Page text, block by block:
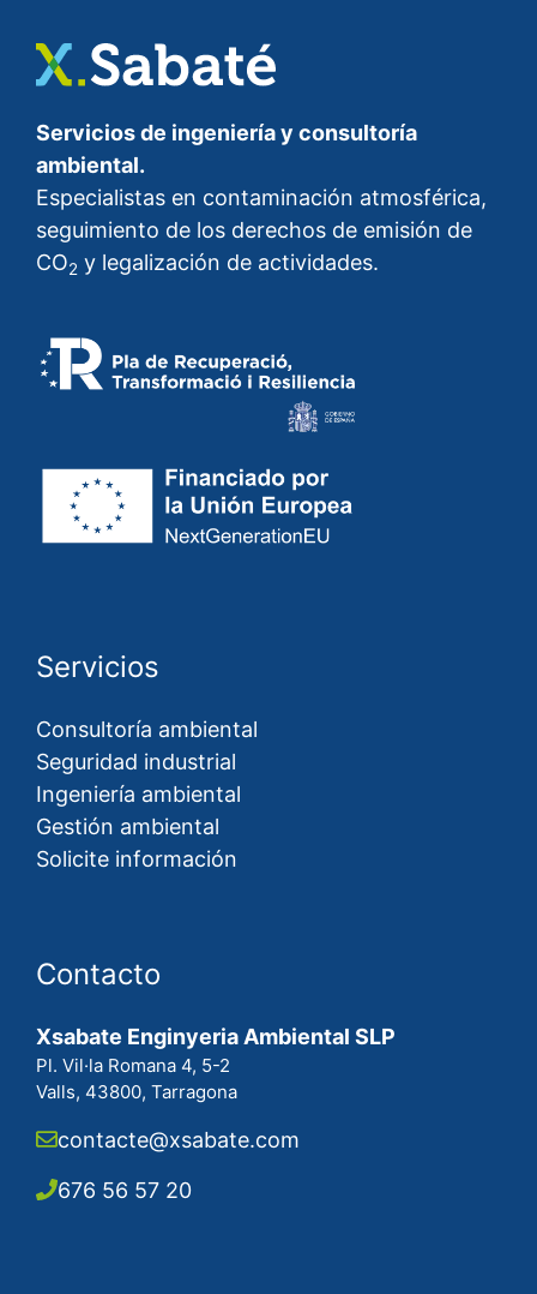
Servicios de ingeniería y consultoría
ambiental.
Especialistas en contaminación atmosférica,
seguimiento de los derechos de emisión de
CO2 y legalización de actividades.
Servicios
Consultoría ambiental
Seguridad industrial
Ingeniería ambiental
Gestión ambiental
Solicite información
Contacto
Xsabate Enginyeria Ambiental SLP
Pl. Vil·la Romana 4, 5-2
Valls, 43800, Tarragona
contacte@xsabate.com
676 56 57 20